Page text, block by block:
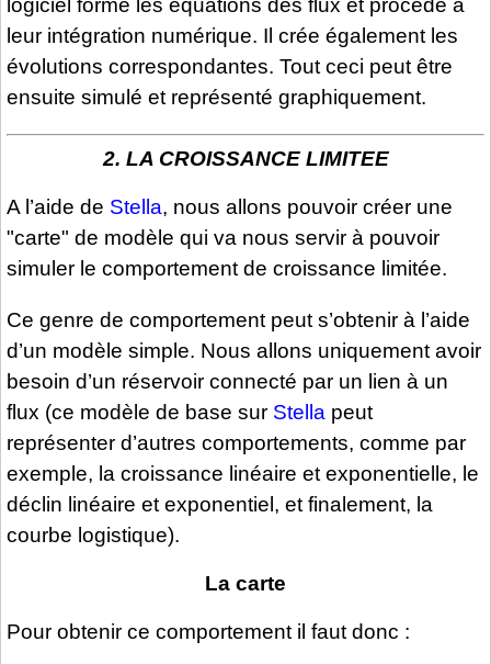
logiciel forme les équations des flux et procède à
leur intégration numérique. Il crée également les
évolutions correspondantes. Tout ceci peut être
ensuite simulé et représenté graphiquement.
2. LA CROISSANCE LIMITEE
A l’aide de Stella, nous allons pouvoir créer une
"carte" de modèle qui va nous servir à pouvoir
simuler le comportement de croissance limitée.
Ce genre de comportement peut s’obtenir à l’aide
d’un modèle simple. Nous allons uniquement avoir
besoin d’un réservoir connecté par un lien à un
flux (ce modèle de base sur Stella peut
représenter d’autres comportements, comme par
exemple, la croissance linéaire et exponentielle, le
déclin linéaire et exponentiel, et finalement, la
courbe logistique).
La carte
Pour obtenir ce comportement il faut donc :